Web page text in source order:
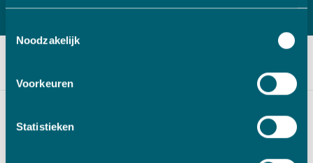
Noodzakelijk
Voorkeuren
Statistieken